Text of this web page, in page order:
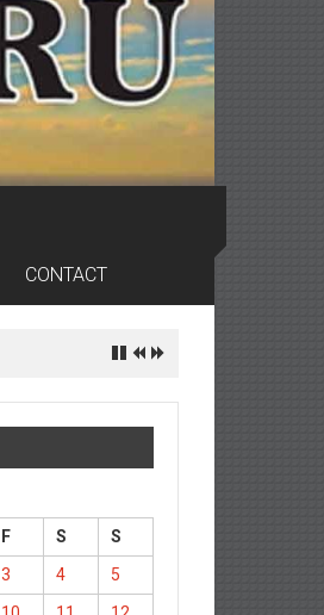
CONTACT
F S
S
3 4
5